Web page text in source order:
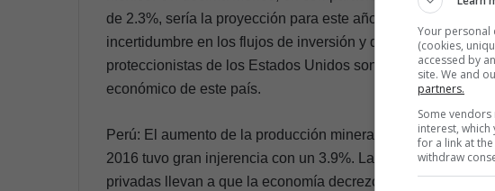
de 2.3%, sería la proyección para este año. Es decir, se
incertidumbre en los flujos de inversión y de comercio
proteccionistas de los Estados Unidos son algunos de los
económico de este país.
Perú: El aumento de la producción minera proyectaría en
2016 tuvo gran injerencia con un 3.9%. La desaceleración
privadas llevan a que la economía decrezca.
Your personal
(cookies,
accessed by
site. We and
partners.
Some
interest,
for a link at
withdraw